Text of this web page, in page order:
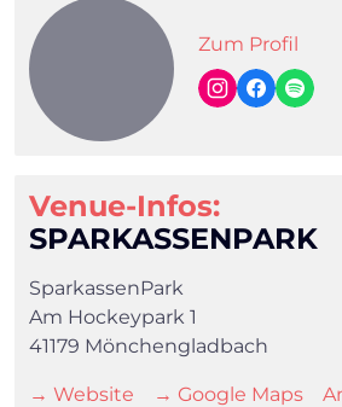
Zum Profil
Venue-Infos:
SPARKASSENPARK
SparkassenPark
Am Hockeypark 1
41179 Mönchengladbach
→ Website → Google Maps